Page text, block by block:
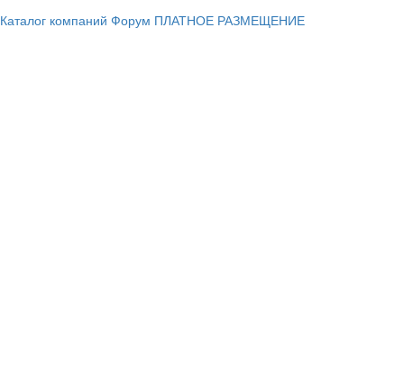
Каталог компаний Форум ПЛАТНОЕ РАЗМЕЩЕНИЕ